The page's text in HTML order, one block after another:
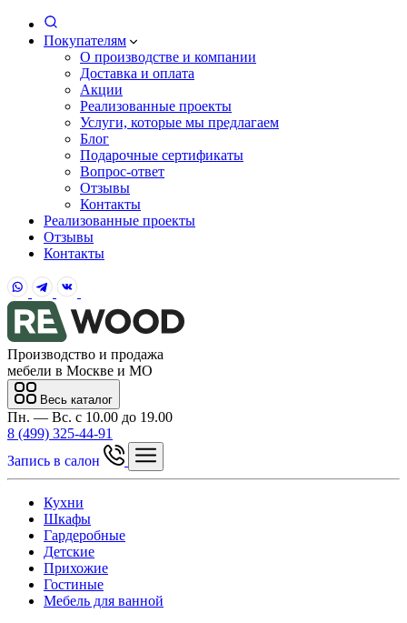
Покупателям
О производстве и компании
Доставка и оплата
Акции
Реализованные проекты
Услуги, которые мы предлагаем
Блог
Подарочные сертификаты
Вопрос-ответ
Отзывы
Контакты
Реализованные проекты
Отзывы
Контакты
Производство и продажа
мебели в Москве и МО
Весь каталог
Пн. — Вс. с 10.00 до 19.00
8 (499) 325-44-91
Запись в салон
Кухни
Шкафы
Гардеробные
Детские
Прихожие
Гостиные
Мебель для ванной